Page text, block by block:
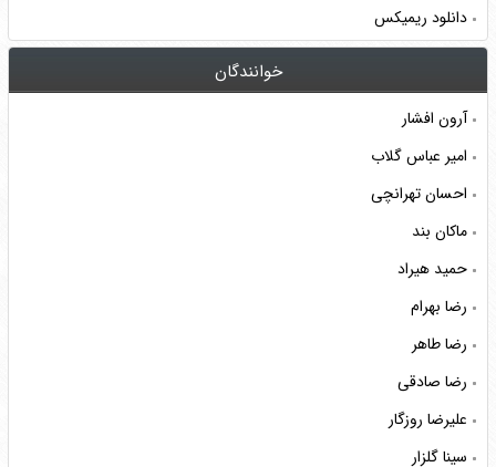
دانلود ریمیکس
خوانندگان
آرون افشار
امیر عباس گلاب
احسان تهرانچی
ماکان بند
حمید هیراد
رضا بهرام
رضا طاهر
رضا صادقی
علیرضا روزگار
سینا گلزار